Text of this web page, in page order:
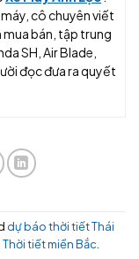
cô chuyên viết
mua bán, tập trung
SH, Air Blade,
đọc đưa ra quyết
dự báo thời tiết Thái
Thời tiết miền Bắc